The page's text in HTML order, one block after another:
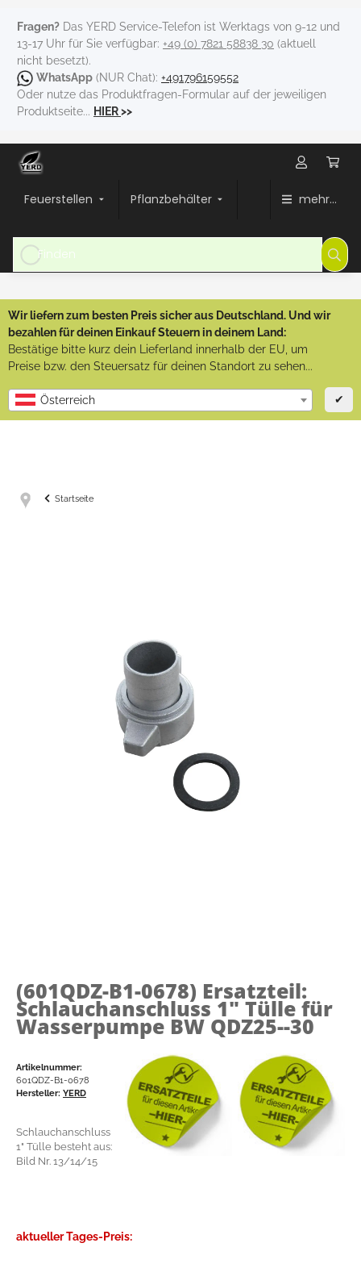
Fragen? Das YERD Service-Telefon ist Werktags von 9-12 und
13-17 Uhr für Sie verfügbar: +49 (0) 7821 58838 30 (aktuell
nicht besetzt).
WhatsApp (NUR Chat): +491796159552
Oder nutze das Produktfragen-Formular auf der jeweiligen
Produktseite... HIER>>
Feuerstellen Pflanzbehälter mehr...
Wir liefern zum besten Preis sicher aus Deutschland. Und wir
bezahlen für deinen Einkauf Steuern in deinem Land:
Bestätige bitte kurz dein Lieferland innerhalb der EU, um
Preise bzw. den Steuersatz für deinen Standort zu sehen...
Österreich ✔
Startseite
(601QDZ-B1-0678) Ersatzteil:
Schlauchanschluss 1" Tülle für
Wasserpumpe BW QDZ25--30
Artikelnummer:
601QDZ-B1-0678
Hersteller: YERD
Schlauchanschluss
1" Tülle besteht aus:
Bild Nr. 13/14/15
aktueller Tages-Preis: